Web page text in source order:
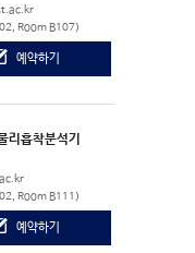
Room B107)
예약하기
흡착분석기
Room B111)
예약하기